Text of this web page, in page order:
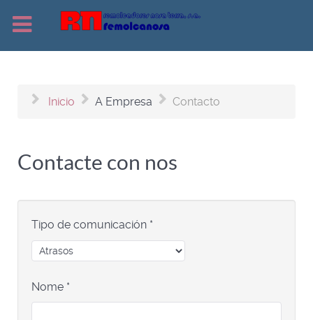
Inicio A Empresa Contacto
Contacte con nos
Tipo de comunicación *
Nome *